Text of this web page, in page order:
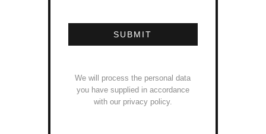
SUBMIT
We will process the personal data
you have supplied in accordance
with our privacy policy.